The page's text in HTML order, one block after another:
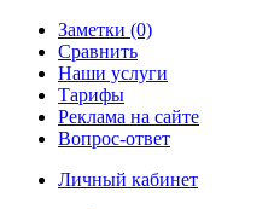
Заметки (0)
Сравнить
Наши услуги
Тарифы
Реклама на сайте
Вопрос-ответ
Личный кабинет